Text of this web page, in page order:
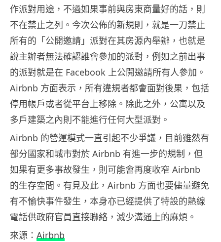
作派對用途，不過如果事前與房東商量好的話，則
不在禁止之列。今次公佈的新規則，就是一刀禁止
所有的「公開邀請」派對在其房源內舉辦，也就是
說主辦者無法確認誰會參加的派對，例如之前出事
的派對就是在 Facebook 上公開邀請所有人參加。
Airbnb 方面表示，所有違規者都會面對後果，包括
停用帳戶或者從平台上移除。除此之外，公寓以及
多戶建築之內則不能進行任何大型派對。
Airbnb 的營運模式一直引起不少爭議，目前雖然有
部分國家和城市對於 Airbnb 有進一步的規制，但
如果有更多事故發生，則可能會再度收窄 Airbnb
的生存空間。有見及此，Airbnb 方面也要儘量避免
有不愉快事件發生，本身亦已經提供了特設的熱線
電話供政府官員直接聯絡，減少溝通上的麻煩。
來源： Airbnb